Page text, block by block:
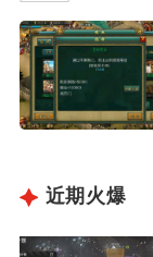
近期火爆